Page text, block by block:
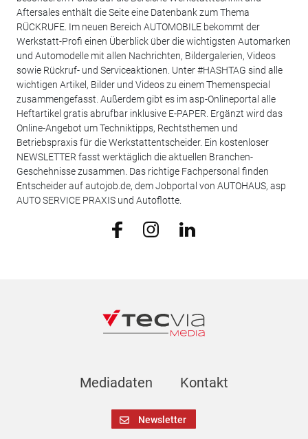
Aftersales enthält die Seite eine Datenbank zum Thema
RÜCKRUFE. Im neuen Bereich AUTOMOBILE bekommt der
Werkstatt-Profi einen Überblick über die wichtigsten Automarken
und Automodelle mit allen Nachrichten, Bildergalerien, Videos
sowie Rückruf- und Serviceaktionen. Unter #HASHTAG sind alle
wichtigen Artikel, Bilder und Videos zu einem Themenspecial
zusammengefasst. Außerdem gibt es im asp-Onlineportal alle
Heftartikel gratis abrufbar inklusive E-PAPER. Ergänzt wird das
Online-Angebot um Techniktipps, Rechtsthemen und
Betriebspraxis für die Werkstattentscheider. Ein kostenloser
NEWSLETTER fasst werktäglich die aktuellen Branchen-
Geschehnisse zusammen. Das richtige Fachpersonal finden
Entscheider auf autojob.de, dem Jobportal von AUTOHAUS, asp
AUTO SERVICE PRAXIS und Autoflotte.
Mediadaten Kontakt
Newsletter